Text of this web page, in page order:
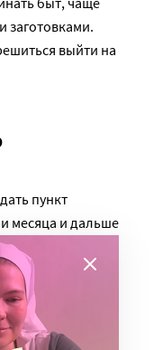
заготовками.
выйти на
пункт
месяца и дальше
В Сибири
работать и
дрова.
была из
на работу в